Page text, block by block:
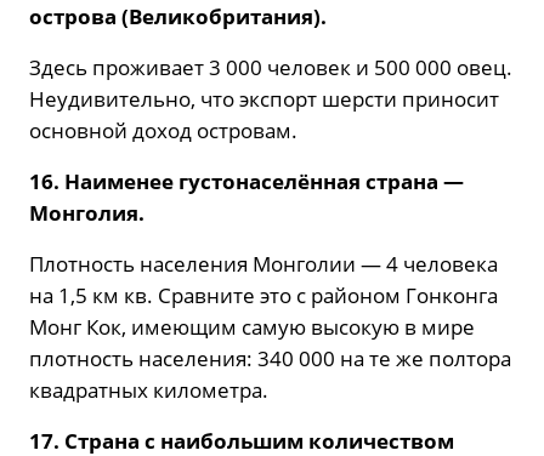
острова (Великобритания).
Здесь проживает 3 000 человек и 500 000 овец.
Неудивительно, что экспорт шерсти приносит
основной доход островам.
16. Наименее густонаселённая страна —
Монголия.
Плотность населения Монголии — 4 человека
на 1,5 км кв. Сравните это с районом Гонконга
Монг Кок, имеющим самую высокую в мире
плотность населения: 340 000 на те же полтора
квадратных километра.
17. Страна с наибольшим количеством